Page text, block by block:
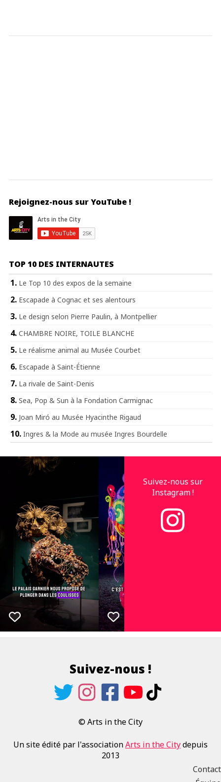
Rejoignez-nous sur YouTube !
TOP 10 DES INTERNAUTES
Le Top 10 des expos de la semaine
Escapade à Cognac et ses alentours
Le design selon Pierre Paulin, à Montpellier
CHAMBRE NOIRE, TOILE BLANCHE
Le réalisme animal au Musée Courbet
Escapade à Saint-Étienne
La rivale de Saint-Denis
Sea, Pop & Sun à la Fondation Carmignac
Joan Miró au Musée Hyacinthe Rigaud
Ingres & la Mode au musée Ingres Bourdelle
Suivez-nous sur
Instagram !
Suivez-nous !
© Arts in the City
Un site édité par l'associationArts in the Citydepuis
2013
Contact